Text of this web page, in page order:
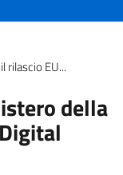
rilascio EU...
della